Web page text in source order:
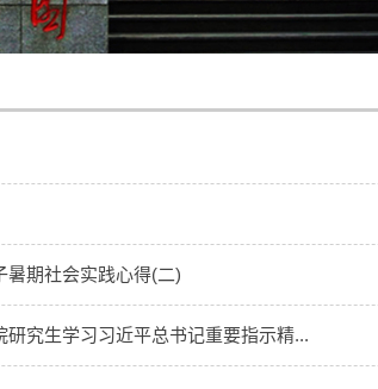
期社会实践心得(二)
究生学习习近平总书记重要指示精...